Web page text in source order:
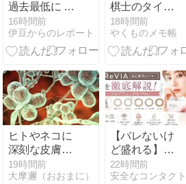
過去最低に 25
年度37％、コ
メ消費減で 農
水省
16時間前
伊豆からのレポート
棋士のタイト
ル戦の規定の
見直しについ
て（ついでな
#05）
18時間前
やくものメモ帳
ヒトやネコに
深刻な皮膚疾
患を引き起こ
す真菌が南米
19時間前
大摩邇（おおまに）
【バレないけ
ど盛れる】
ReVIA遠近両
用カラコン
22時間前